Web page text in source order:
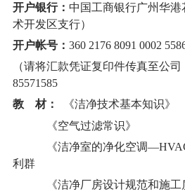
开户银行： 中国工商银行广州华
术开发区支行）
开户帐号： 360 2176 8091 0002
（请将汇款凭证复印件传真至公
85571585
教
材： 《洁净技术基
《空气过滤
《洁净室的净化空
利群
《洁净厂房设计规范和施